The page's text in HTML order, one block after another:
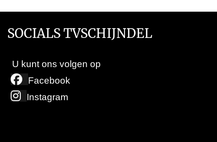
SOCIALS TVSCHIJNDEL
U kunt ons volgen op
Facebook
Instagram